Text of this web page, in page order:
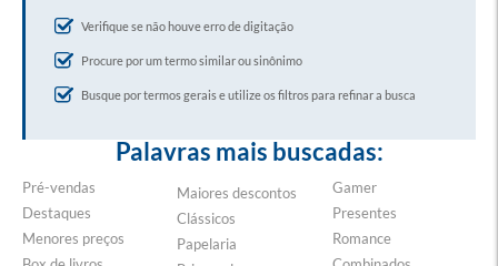
Verifique se não houve erro de digitação
Procure por um termo similar ou sinônimo
Busque por termos gerais e utilize os filtros para refinar a busca
Palavras mais buscadas:
Pré-vendas
Destaques
Menores preços
Maiores descontos
Clássicos
Papelaria
Gamer
Presentes
Romance